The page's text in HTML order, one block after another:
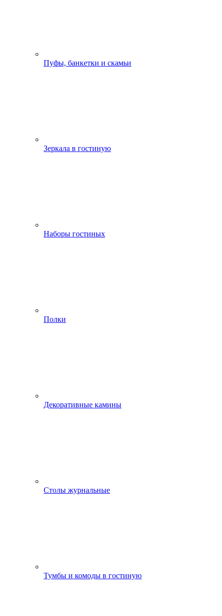
Пуфы, банкетки и скамьи
Зеркала в гостиную
Наборы гостиных
Полки
Декоративные камины
Столы журнальные
Тумбы и комоды в гостиную